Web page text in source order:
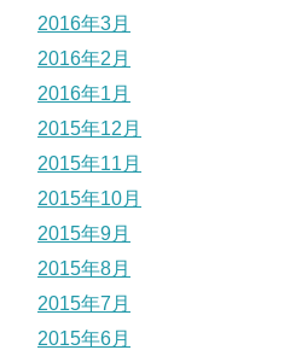
2016年3月
2016年2月
2016年1月
2015年12月
2015年11月
2015年10月
2015年9月
2015年8月
2015年7月
2015年6月